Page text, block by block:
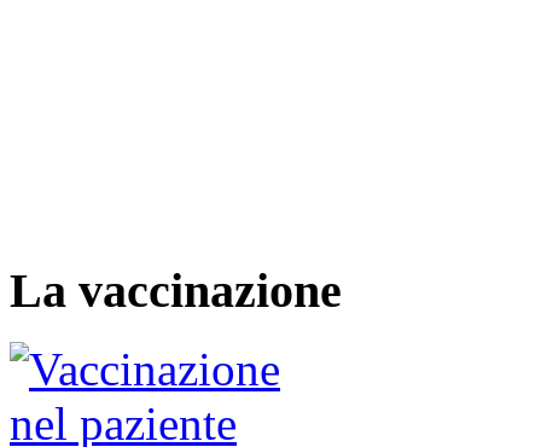
La vaccinazione